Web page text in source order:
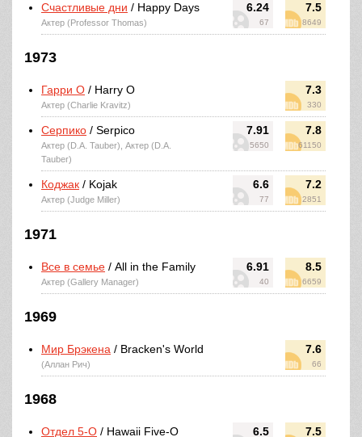
6.24
67
7.5
8649
Счастливые дни / Happy Days
Актер (Professor Thomas)
1973
7.3
330
Гарри О / Harry O
Актер (Charlie Kravitz)
7.91
5650
7.8
61150
Серпико / Serpico
Актер (D.A. Tauber), Актер (D.A.
Tauber)
6.6
77
7.2
2851
Коджак / Kojak
Актер (Judge Miller)
1971
6.91
40
8.5
6659
Все в семье / All in the Family
Актер (Gallery Manager)
1969
7.6
66
Мир Брэкена / Bracken's World
(Аллан Рич)
1968
6.5 7.5
Отдел 5-O / Hawaii Five-O